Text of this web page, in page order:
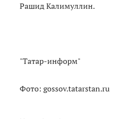
Рашид Калимуллин.
"Татар-информ"
Фото: gossov.tatarstan.ru